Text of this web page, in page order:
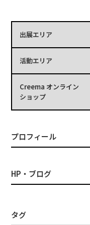
出展エリア
活動エリア
Creema オンライン
ショップ
プロフィール
HP・ブログ
タグ